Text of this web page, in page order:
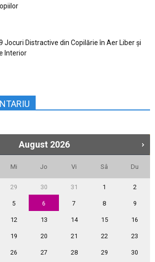
Jocuri Distractive din Copilărie în Aer Liber şi
Interior
August 2026
Mi Jo Vi Sâ Du
29 30 31 1 2
5 6 7 8 9
12 13 14 15 16
19 20 21 22 23
26 27 28 29 30